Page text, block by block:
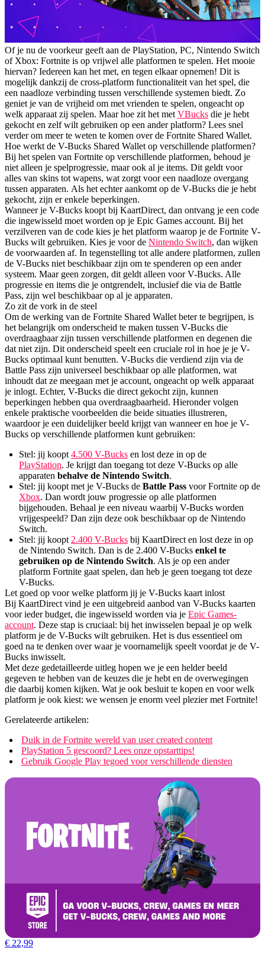
Of je nu de voorkeur geeft aan de PlayStation, PC, Nintendo Switch
of Xbox: Fortnite is op vrijwel alle platformen te spelen. Het mooie
hiervan? Iedereen kan het met, en tegen elkaar opnemen! Dit is
mogelijk dankzij de cross-platform functionaliteit van het spel, die
een naadloze verbinding tussen verschillende systemen biedt. Zo
geniet je van de vrijheid om met vrienden te spelen, ongeacht op
welk apparaat zij spelen. Maar hoe zit het met VBucks die je hebt
gekocht en zelf wilt gebruiken op een ander platform? Lees snel
verder om meer te weten te komen over de Fortnite Shared Wallet.
Hoe werkt de V-Bucks Shared Wallet op verschillende platformen?
Bij het spelen van Fortnite op verschillende platformen, behoud je
niet alleen je spelprogressie, maar ook al je items. Dit geldt voor
alles van skins tot wapens, wat zorgt voor een naadloze overgang
tussen apparaten. Als het echter aankomt op de V-Bucks die je hebt
gekocht, zijn er enkele beperkingen.
Wanneer je V-Bucks koopt bij KaartDirect, dan ontvang je een code
die ingewisseld moet worden op je Epic Games account. Bij het
verzilveren van de code kies je het platform waarop je de Fortnite V-
Bucks wilt gebruiken. Kies je voor de Nintendo Switch, dan wijken
de voorwaarden af. In tegenstelling tot alle andere platformen, zullen
de V-Bucks niet beschikbaar zijn om te spenderen op een ander
systeem. Maar geen zorgen, dit geldt alleen voor V-Bucks. Alle
progressie en items die je ontgrendelt, inclusief die via de Battle
Pass, zijn wel beschikbaar op al je apparaten.
Zo zit de vork in de steel
Om de werking van de Fortnite Shared Wallet beter te begrijpen, is
het belangrijk om onderscheid te maken tussen V-Bucks die
overdraagbaar zijn tussen verschillende platformen en degenen die
dat niet zijn. Dit onderscheid speelt een cruciale rol in hoe je je V-
Bucks optimaal kunt benutten. V-Bucks die verdiend zijn via de
Battle Pass zijn universeel beschikbaar op alle platformen, wat
inhoudt dat ze meegaan met je account, ongeacht op welk apparaat
je inlogt. Echter, V-Bucks die direct gekocht zijn, kunnen
beperkingen hebben qua overdraagbaarheid. Hieronder volgen
enkele praktische voorbeelden die beide situaties illustreren,
waardoor je een duidelijker beeld krijgt van wanneer en hoe je V-
Bucks op verschillende platformen kunt gebruiken:
Stel: jij koopt 4.500 V-Bucks en lost deze in op de
PlayStation. Je krijgt dan toegang tot deze V-Bucks op alle
apparaten behalve de Nintendo Switch.
Stel: jij koopt met je V-Bucks de Battle Pass voor Fortnite op de
Xbox. Dan wordt jouw progressie op alle platformen
bijgehouden. Behaal je een niveau waarbij V-Bucks worden
vrijgespeeld? Dan zijn deze ook beschikbaar op de Nintendo
Switch.
Stel: jij koopt 2.400 V-Bucks bij KaartDirect en lost deze in op
de Nintendo Switch. Dan is de 2.400 V-Bucks enkel te
gebruiken op de Nintendo Switch. Als je op een ander
platform Fortnite gaat spelen, dan heb je geen toegang tot deze
V-Bucks.
Let goed op voor welke platform jij je V-Bucks kaart inlost
Bij KaartDirect vind je een uitgebreid aanbod van V-Bucks kaarten
voor ieder budget, die ingewisseld worden via je Epic Games-
account. Deze stap is cruciaal: bij het inwisselen bepaal je op welk
platform je de V-Bucks wilt gebruiken. Het is dus essentieel om
goed na te denken over waar je voornamelijk speelt voordat je de V-
Bucks inwisselt.
Met deze gedetailleerde uitleg hopen we je een helder beeld
gegeven te hebben van de keuzes die je hebt en de overwegingen
die daarbij komen kijken. Wat je ook besluit te kopen en voor welk
platform je ook kiest: we wensen je enorm veel plezier met Fortnite!
Gerelateerde artikelen:
Duik in de Fortnite wereld van user created content
PlayStation 5 gescoord? Lees onze opstarttips!
Gebruik Google Play tegoed voor verschillende diensten
€ 22,99